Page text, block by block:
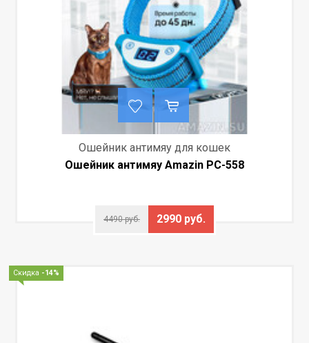
Ошейник антимяу для кошек
Ошейник антимяу Amazin PC-558
4490 руб. 2990 руб.
Скидка -14%